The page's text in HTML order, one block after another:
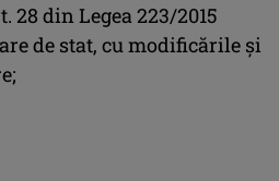
28 din Legea 223/2015
de stat, cu modificările și